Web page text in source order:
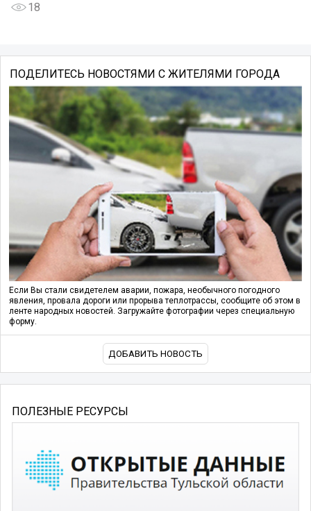
18
ПОДЕЛИТЕСЬ НОВОСТЯМИ С ЖИТЕЛЯМИ ГОРОДА
Если Вы стали свидетелем аварии, пожара, необычного погодного
явления, провала дороги или прорыва теплотрассы, сообщите об этом в
ленте народных новостей. Загружайте фотографии через специальную
форму.
ДОБАВИТЬ НОВОСТЬ
ПОЛЕЗНЫЕ РЕСУРСЫ